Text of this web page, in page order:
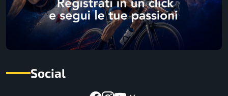
Social